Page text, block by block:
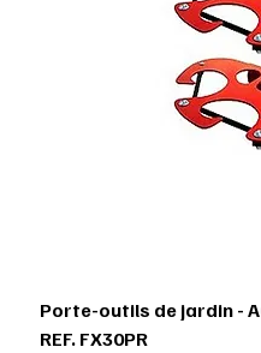
Porte-outils de jardin -
REF. FX30PR